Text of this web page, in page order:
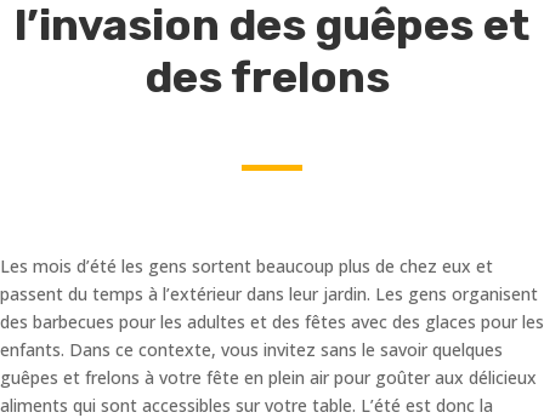
l’invasion des guêpes et
des frelons
Les mois d’été les gens sortent beaucoup plus de chez eux et
passent du temps à l’extérieur dans leur jardin. Les gens organisent
des barbecues pour les adultes et des fêtes avec des glaces pour les
enfants. Dans ce contexte, vous invitez sans le savoir quelques
guêpes et frelons à votre fête en plein air pour goûter aux délicieux
aliments qui sont accessibles sur votre table. L’été est donc la